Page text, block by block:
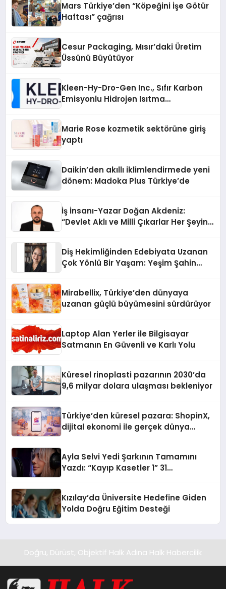
Mars Türkiye’den “Köpeğini İşe Götür
Haftası” çağrısı
Cesur Packaging, Mısır’daki Üretim
Üssünü Büyütüyor
Kleen-Hy-Dro-Gen Inc., Sıfır Karbon
Emisyonlu Hidrojen Isıtma
Marie Rose kozmetik sektörüne giriş
yaptı
Daikin’den akıllı iklimlendirmede yeni
dönem: Madoka Plus Türkiye’de
İş İnsanı-Yazar Doğan Akdeniz:
“Devlet Aklı ve Milli Çıkarlar Her Şeyin
Diş Hekimliğinden Edebiyata Uzanan
Çok Yönlü Bir Yaşam: Yeşim Şahin
Mirabellix, Türkiye’den dünyaya
uzanan güçlü büyümesini sürdürüyor
Laptop Alan Yerler ile Bilgisayar
Satmanın En Güvenli ve Karlı Yolu
Küresel rinoplasti pazarının 2030’da
9,6 milyar dolara ulaşması bekleniyor
Türkiye’den küresel pazara: ShopinX,
dijital ekonomi ile gerçek dünya
Ayla Selvi Yedi Şarkının Tamamını
Yazdı: “Kayıp Kasetler 1” 31
Kızılay’da Üniversite Hedefine Giden
Yolda Doğru Eğitim Desteği
Doğru, Dürüst, Objektif Halk Adına Halk Habercilik